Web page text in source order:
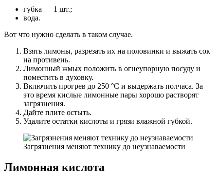
губка — 1 шт.;
вода.
Вот что нужно сделать в таком случае.
Взять лимоны, разрезать их на половинки и выжать сок
на противень.
Лимонный жмых положить в огнеупорную посуду и
поместить в духовку.
Включить прогрев до 250 °C и выдержать полчаса. За
это время кислые лимонные пары хорошо растворят
загрязнения.
Дайте плите остыть.
Удалите остатки кислоты и грязи влажной губкой.
Загрязнения меняют технику до неузнаваемости
Лимонная кислота